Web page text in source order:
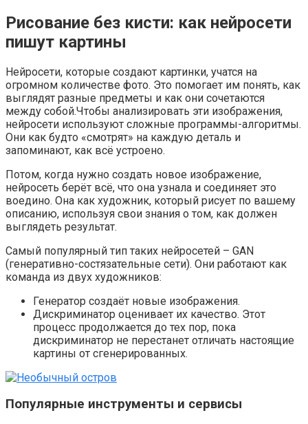
Рисование без кисти: как нейросети
пишут картины
Нейросети, которые создают картинки, учатся на
огромном количестве фото. Это помогает им понять, как
выглядят разные предметы и как они сочетаются
между собой.Чтобы анализировать эти изображения,
нейросети используют сложные программы-алгоритмы.
Они как будто «смотрят» на каждую деталь и
запоминают, как всё устроено.
Потом, когда нужно создать новое изображение,
нейросеть берёт всё, что она узнала и соединяет это
воедино. Она как художник, который рисует по вашему
описанию, используя свои знания о том, как должен
выглядеть результат.
Самый популярный тип таких нейросетей – GAN
(генеративно-состязательные сети). Они работают как
команда из двух художников:
Генератор создаёт новые изображения.
Дискриминатор оценивает их качество. Этот
процесс продолжается до тех пор, пока
дискриминатор не перестанет отличать настоящие
картины от сгенерированных.
Популярные инструменты и сервисы